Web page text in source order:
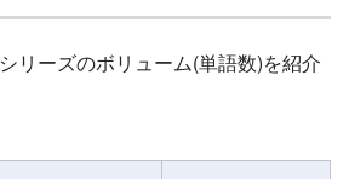
リーズのボリューム(単語数)を紹介